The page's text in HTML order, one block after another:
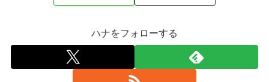
ハナをフォローする